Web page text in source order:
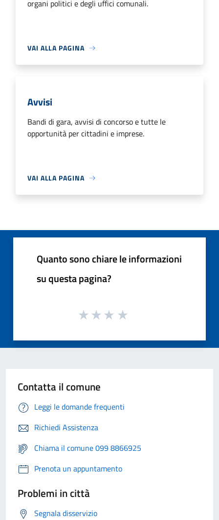
organi politici e degli uffici comunali.
VAI ALLA PAGINA
Avvisi
Bandi di gara, avvisi di concorso e tutte le
opportunità per cittadini e imprese.
VAI ALLA PAGINA
Quanto sono chiare le informazioni
su questa pagina?
Contatta il comune
Leggi le domande frequenti
Richiedi Assistenza
Chiama il comune 099 8866925
Prenota un appuntamento
Problemi in città
Segnala disservizio